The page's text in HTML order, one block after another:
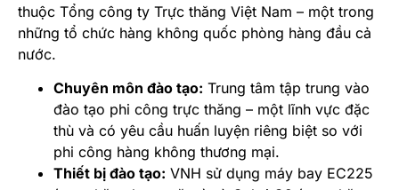
thuộc Tổng công ty Trực thăng Việt Nam – một trong
những tổ chức hàng không quốc phòng hàng đầu cả
nước.
Chuyên môn đào tạo: Trung tâm tập trung vào
đào tạo phi công trực thăng – một lĩnh vực đặc
thù và có yêu cầu huấn luyện riêng biệt so với
phi công hàng không thương mại.
Thiết bị đào tạo: VNH sử dụng máy bay EC225